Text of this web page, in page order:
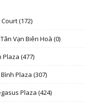
(172)
Vạn Biên Hoà (0)
Plaza (477)
Plaza (307)
Plaza (424)